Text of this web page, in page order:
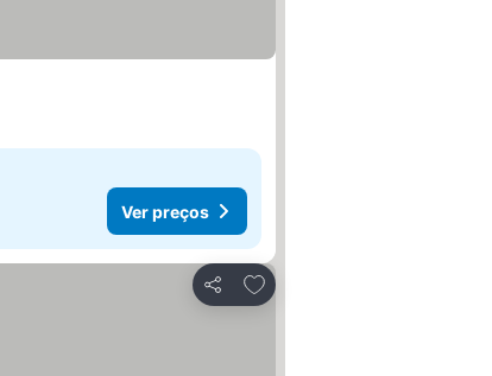
Ver preços
Partilhar
Adicionar aos favoritos